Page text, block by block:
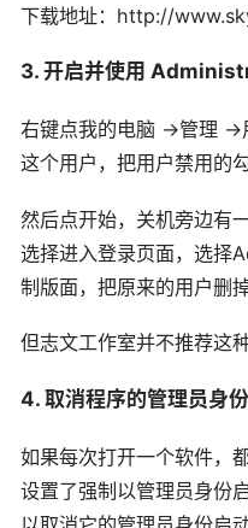
下载地址：http://
3. 开启并使用
右键点我的电脑 ->管理 -
这个用户，把用户禁用的
然后点开始，关机旁边有
选择进入登录页面，选择
制版面，把原来的用户删
但志文工作室并不推荐这种
4. 取消程序的管理员身
如果每次打开一个软件，
设置了强制以管理员身份